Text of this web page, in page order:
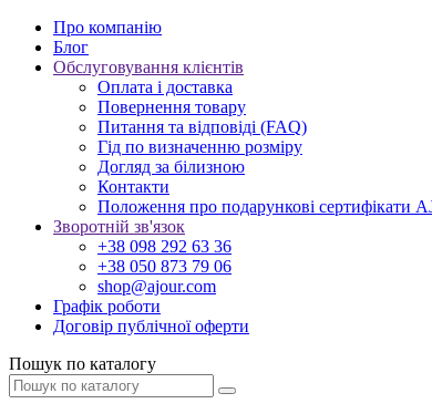
Про компанію
Блог
Обслуговування клієнтів
Оплата і доставка
Повернення товару
Питання та відповіді (FAQ)
Гід по визначенню розміру
Догляд за білизною
Контакти
Положення про подарункові сертифікати
Зворотній зв'язок
+38 098 292 63 36
+38 050 873 79 06
shop@ajour.com
Графік роботи
Договір публічної оферти
Пошук по каталогу